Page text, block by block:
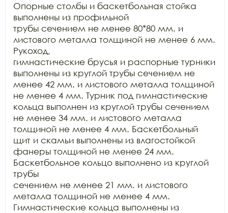
Опорные столбы и баскетбольная стойка
выполнены из профильной
трубы сечением не менее 80*80 мм. и
листового металла толщиной не менее 6 мм.
Рукоход,
гимнастические брусья и распорные турники
выполнены из круглой трубы сечением не
менее 42 мм. и листового металла толщиной
не менее 4 мм. Турник под гимнастические
кольца выполнен из круглой трубы сечением
не менее 34 мм. и листового металла
толщиной не менее 4 мм. Баскетбольный
щит и скамьи выполнены из влагостойкой
фанеры толщиной не менее 24 мм.
Баскетбольное кольцо выполнено из круглой
трубы
сечением не менее 21 мм. и листового
металла толщиной не менее 4 мм.
Гимнастические кольца выполнены из